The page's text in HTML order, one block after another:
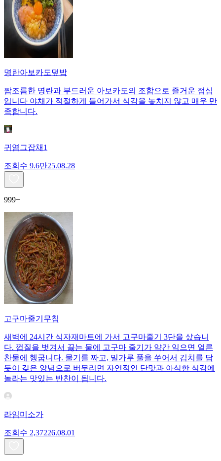
명란아보카도덮밥
짭조름한 명란과 부드러운 아보카도의 조합으로 즐거운 점심
입니다 야채가 적절하게 들어가서 식감을 놓치지 않고 매우 만
족합니다.
귀염그잡채1
조회수 9.6만25.08.28
999+
고구마줄기무침
새벽에 24시간 식자재마트에 가서 고구마줄기 3단을 샀습니
다. 껍질을 벗겨서 끓는 물에 고구마 줄기가 약간 익으면 얼른
찬물에 헹굽니다. 물기를 짜고, 밀가루 풀을 쑤어서 김치를 담
듯이 갖은 양념으로 버무리면 자연적인 단맛과 아삭한 식감에
놀라는 맛있는 반찬이 됩니다.
라임미소가
조회수 2,37226.08.01